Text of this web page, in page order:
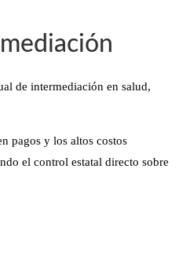
de intermediación en salud,
pagos y los altos costos
el control estatal directo sobre